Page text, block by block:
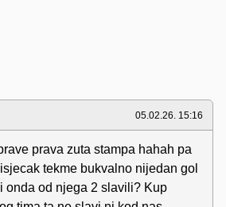
05.02.26. 15:16
prava zuta stampa hahah pa
tekme bukvalno nijedan gol
onda od njega 2 slavili? Kup